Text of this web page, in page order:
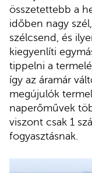
összetettebb a
időben nagy
szélcsend, és
kiegyenlíti
tippelni a
így az áramár
megújulók
naperőművek
viszont csak 1
fogyasztásnak.